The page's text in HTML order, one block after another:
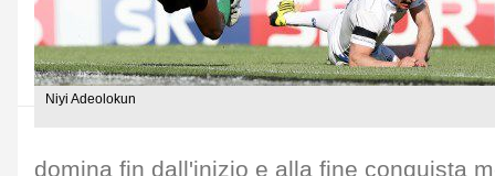
Niyi Adeolokun
domina fin dall'inizio e alla fine conquista